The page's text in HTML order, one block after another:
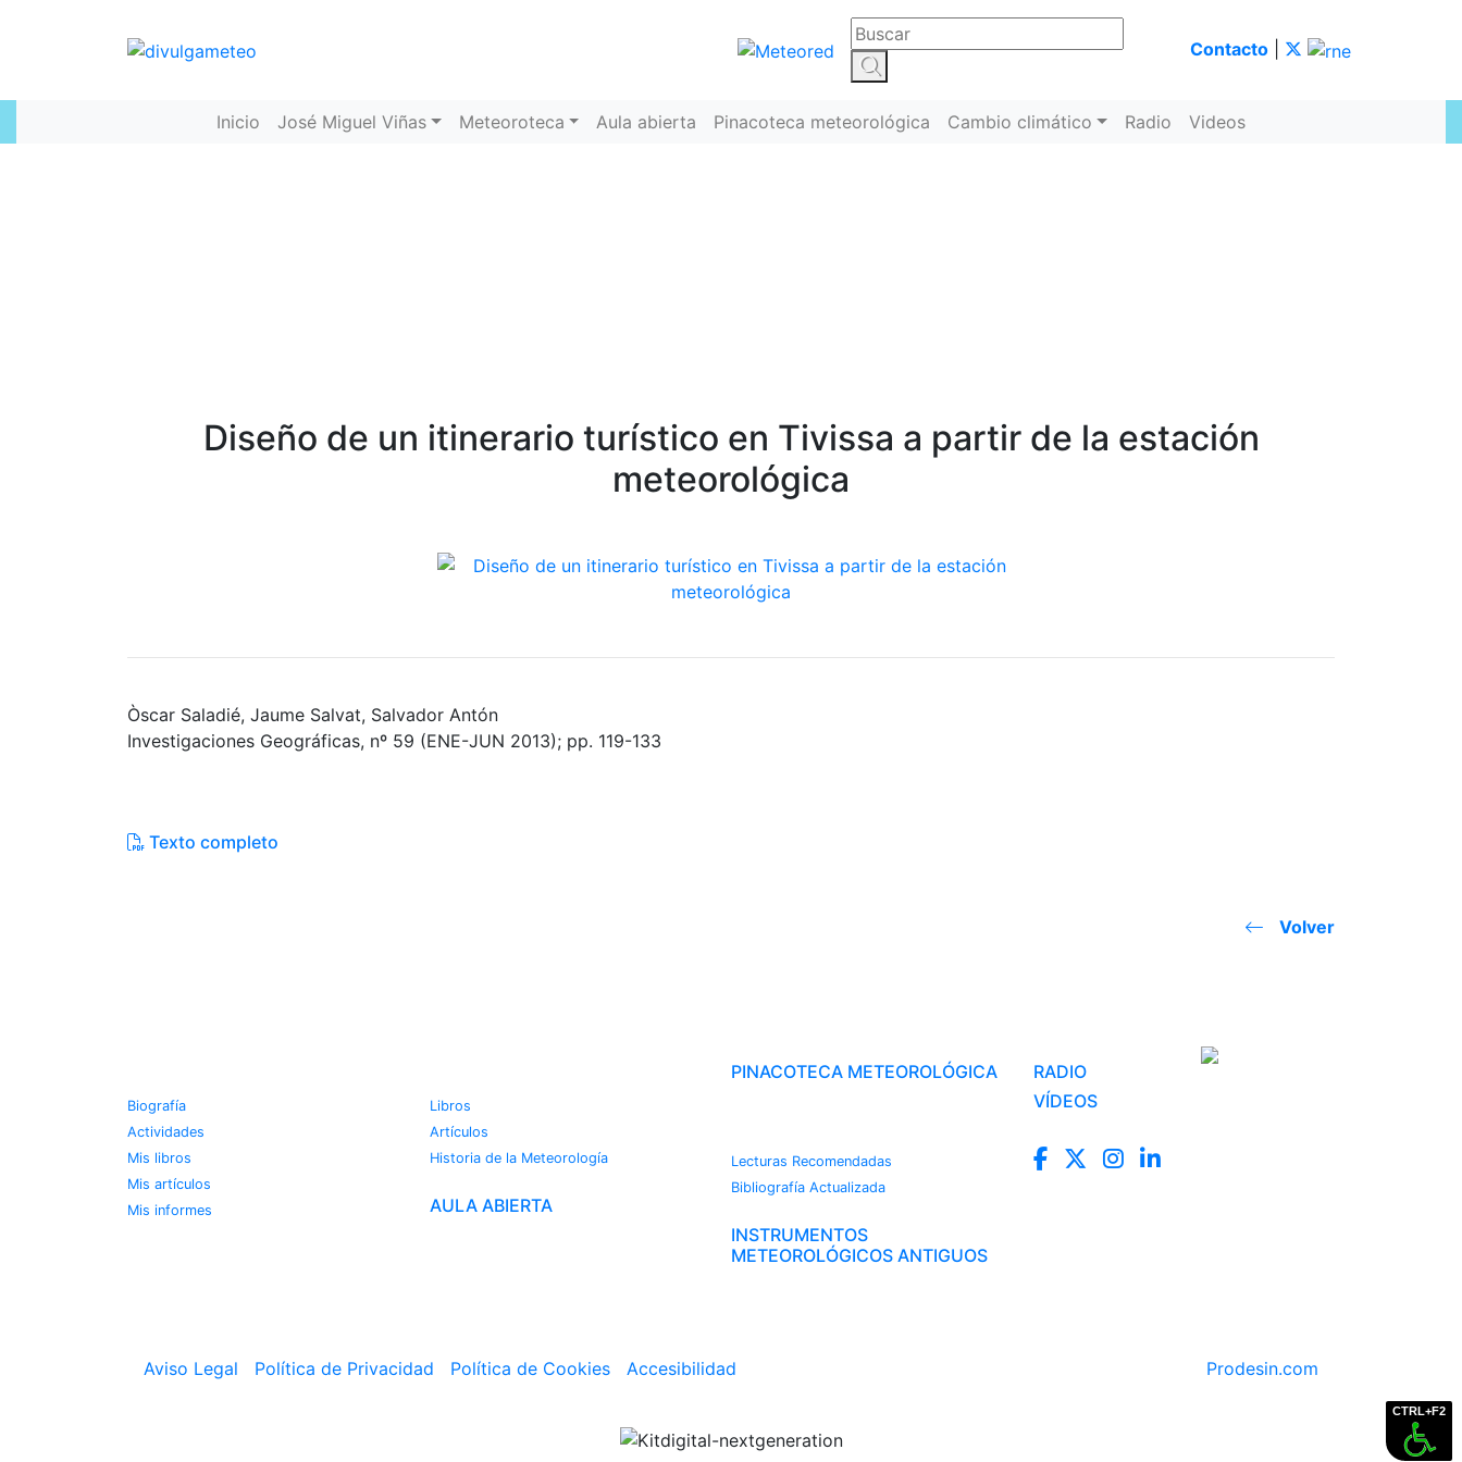
CTRL+F2
Contacto
Inicio José Miguel Viñas Meteoroteca Aula abierta Pinacoteca meteorológica Cambio climático Radio Videos
Diseño de un itinerario turístico en Tivissa a partir de la estación
meteorológica
Òscar Saladié, Jaume Salvat, Salvador Antón
Investigaciones Geográficas, nº 59 (ENE-JUN 2013); pp. 119-133
Texto completo
Volver
Biografía
Actividades
Mis libros
Mis artículos
Mis informes
Libros
Artículos
Historia de la Meteorología
AULA ABIERTA
PINACOTECA METEOROLÓGICA
Lecturas Recomendadas
Bibliografía Actualizada
INSTRUMENTOS
METEOROLÓGICOS ANTIGUOS
RADIO
VÍDEOS
Aviso Legal Política de Privacidad Política de Cookies Accesibilidad Prodesin.com